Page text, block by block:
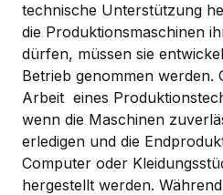
technische Unterstützung
die Produktionsmaschinen
dürfen, müssen sie
Betrieb genommen werden.
Arbeit eines
wenn die Maschinen
erledigen und die
Computer oder
hergestellt werden.